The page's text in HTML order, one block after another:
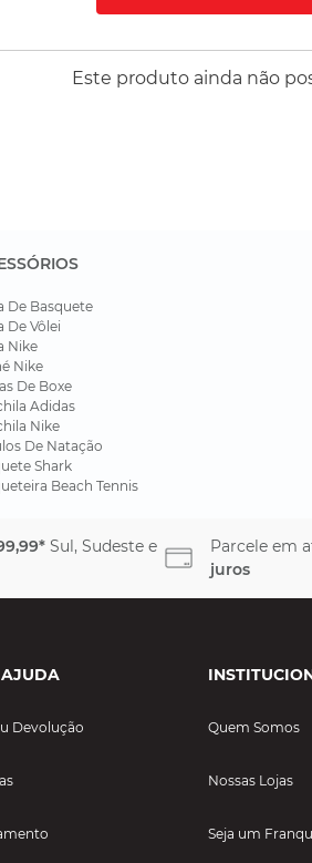
Este produto ainda não
De Basquete
De Vôlei
Nike
Nike
De Boxe
Adidas
Nike
De Natação
Shark
Beach Tennis
Sul, Sudeste e
Parcele em
juros
AJUDA
Devolução Quem Somos
Nossas Lojas
Seja um